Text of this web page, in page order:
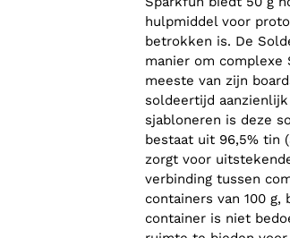
hulpmiddel voor
betrokken is. De
manier om complexe
meeste van zijn
soldeertijd
sjabloneren is deze
bestaat uit 96,5% tin
zorgt voor
verbinding tussen
containers van 100
container is niet